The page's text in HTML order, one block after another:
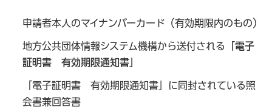
申請者本人のマイナンバーカード（有効期限内のもの）
地方公共団体情報システム機構から送付される
「電子
証明書 有効期限通知書」
「電子証明書 有効期限通知書」に同封されている照
会書兼回答書